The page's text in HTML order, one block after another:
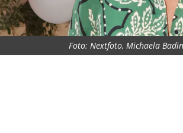
Foto: Nextfoto, Michaela